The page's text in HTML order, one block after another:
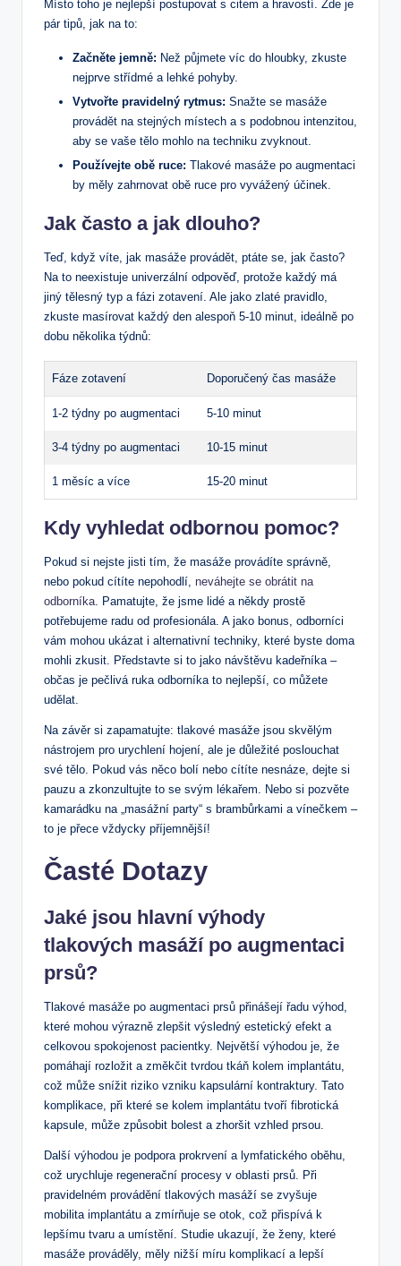
Místo toho je nejlepší postupovat s citem a hravostí. Zde je
pár tipů, jak na to:
Začněte jemně: Než půjmete víc do hloubky, zkuste
nejprve střídmé a lehké pohyby.
Vytvořte pravidelný rytmus: Snažte se masáže
provádět na stejných místech a s podobnou intenzitou,
aby se vaše tělo mohlo na techniku zvyknout.
Používejte obě ruce: Tlakové masáže po augmentaci
by měly zahrnovat obě ruce pro vyvážený účinek.
Jak často a jak dlouho?
Teď, když víte, jak masáže provádět, ptáte se, jak často?
Na to neexistuje univerzální odpověď, protože každý má
jiný tělesný typ a fázi zotavení. Ale jako zlaté pravidlo,
zkuste masírovat každý den alespoň 5-10 minut, ideálně po
dobu několika týdnů:
Fáze zotavení Doporučený čas masáže
1-2 týdny po augmentaci 5-10 minut
3-4 týdny po augmentaci 10-15 minut
1 měsíc a více 15-20 minut
Kdy vyhledat odbornou pomoc?
Pokud si nejste jisti tím, že masáže provádíte správně,
nebo pokud cítíte nepohodlí, neváhejte se obrátit na
odborníka. Pamatujte, že jsme lidé a někdy prostě
potřebujeme radu od profesionála. A jako bonus, odborníci
vám mohou ukázat i alternativní techniky, které byste doma
mohli zkusit. Představte si to jako návštěvu kadeřníka –
občas je pečlivá ruka odborníka to nejlepší, co můžete
udělat.
Na závěr si zapamatujte: tlakové masáže jsou skvělým
nástrojem pro urychlení hojení, ale je důležité poslouchat
své tělo. Pokud vás něco bolí nebo cítíte nesnáze, dejte si
pauzu a zkonzultujte to se svým lékařem. Nebo si pozvěte
kamarádku na „masážní party“ s brambůrkami a vínečkem –
to je přece vždycky příjemnější!
Časté Dotazy
Jaké jsou hlavní výhody
tlakových masáží po augmentaci
prsů?
Tlakové masáže po augmentaci prsů přinášejí řadu výhod,
které mohou výrazně zlepšit výsledný estetický efekt a
celkovou spokojenost pacientky. Největší výhodou je, že
pomáhají rozložit a změkčit tvrdou tkáň kolem implantátu,
což může snížit riziko vzniku kapsulární kontraktury. Tato
komplikace, při které se kolem implantátu tvoří fibrotická
kapsule, může způsobit bolest a zhoršit vzhled prsou.
Další výhodou je podpora prokrvení a lymfatického oběhu,
což urychluje regenerační procesy v oblasti prsů. Při
pravidelném provádění tlakových masáží se zvyšuje
mobilita implantátu a zmírňuje se otok, což přispívá k
lepšímu tvaru a umístění. Studie ukazují, že ženy, které
masáže prováděly, měly nižší míru komplikací a lepší